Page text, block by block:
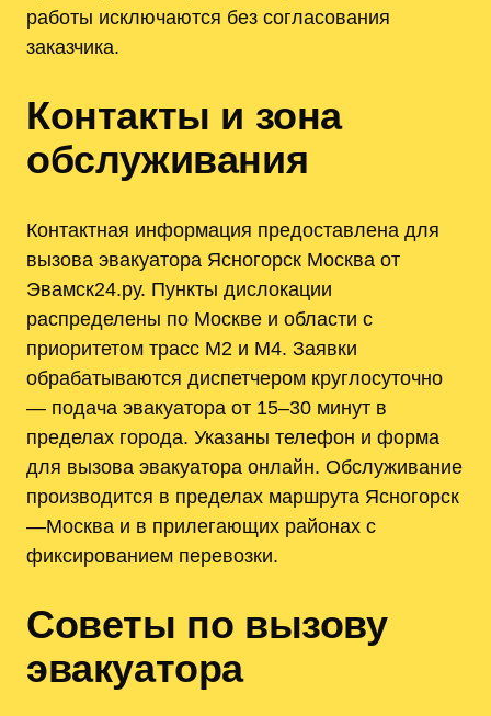
работы исключаются без согласования
заказчика.
Контакты и зона
обслуживания
Контактная информация предоставлена для
вызова эвакуатора Ясногорск Москва от
Эвамск24.ру. Пункты дислокации
распределены по Москве и области с
приоритетом трасс М2 и М4. Заявки
обрабатываются диспетчером круглосуточно
— подача эвакуатора от 15–30 минут в
пределах города. Указаны телефон и форма
для вызова эвакуатора онлайн. Обслуживание
производится в пределах маршрута Ясногорск
—Москва и в прилегающих районах с
фиксированием перевозки.
Советы по вызову
эвакуатора